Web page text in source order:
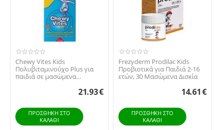
Chewy Vites Kids
Πολυβιταμινούχο Plus για
παιδιά σε μασώμενα
21.93€
ΠΡΟΣΘΉΚΗ ΣΤΟ
ΚΑΛΆΘΙ
Frezyderm Prodilac Kids
Προβιοτικά για Παιδιά 2-16
ετών, 30 Μασώμενα Δισκία
14.61€
ΠΡΟΣΘΉΚΗ ΣΤΟ
ΚΑΛΆΘΙ